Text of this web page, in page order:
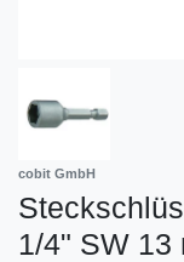
cobit GmbH
1/4" SW 13